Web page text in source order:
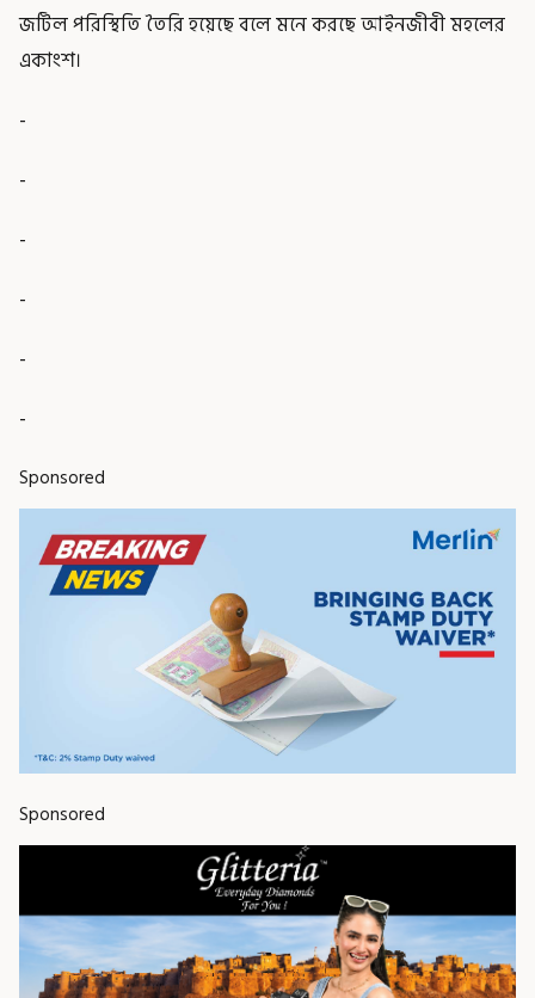
জটিল পরিস্থিতি তৈরি হয়েছে বলে মনে করছে আইনজীবী মহলের
একাংশ।
-
-
-
-
-
-
Sponsored
Sponsored